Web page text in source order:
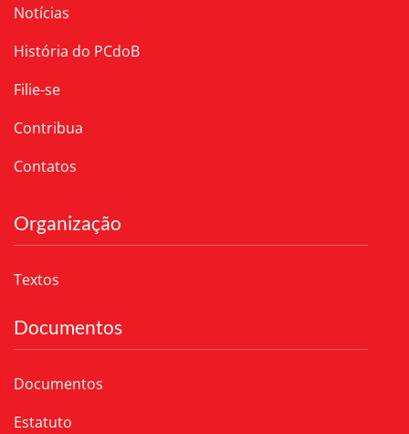
Notícias
História do PCdoB
Filie-se
Contribua
Contatos
Organização
Textos
Documentos
Documentos
Estatuto